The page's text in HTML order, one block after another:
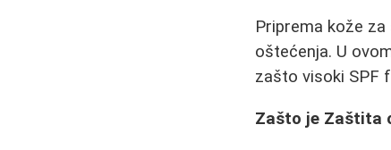
Priprema kože
oštećenja. U
zašto visoki SPF
Zašto je Zaštita